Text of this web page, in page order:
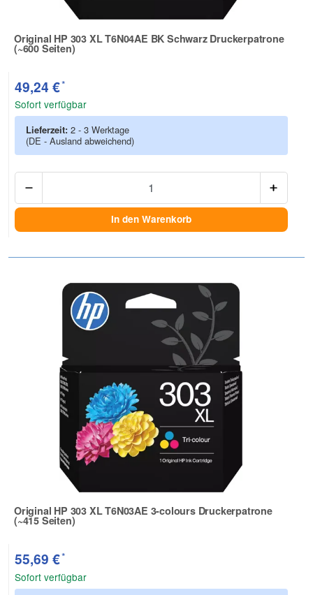
Original HP 303 XL T6N04AE BK Schwarz Druckerpatrone
(~600 Seiten)
Zur Artikelbewertung
49,24 €*
Sofort verfügbar
Lieferzeit: 2 - 3 Werktage
(DE - Ausland abweichend)
In den Warenkorb
Original HP 303 XL T6N03AE 3-colours Druckerpatrone
(~415 Seiten)
Zur Artikelbewertung
55,69 €*
Sofort verfügbar